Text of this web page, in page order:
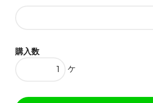
購入数
ケ